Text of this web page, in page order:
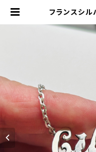
フランスシ